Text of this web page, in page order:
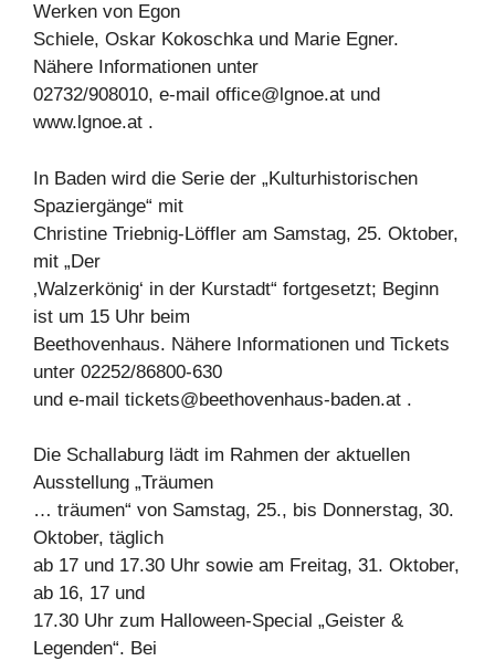
Werken von Egon
Schiele, Oskar Kokoschka und Marie Egner.
Nähere Informationen unter
02732/908010, e-mail office@lgnoe.at und
www.lgnoe.at .
In Baden wird die Serie der „Kulturhistorischen
Spaziergänge“ mit
Christine Triebnig-Löffler am Samstag, 25. Oktober,
mit „Der
‚Walzerkönig‘ in der Kurstadt“ fortgesetzt; Beginn
ist um 15 Uhr beim
Beethovenhaus. Nähere Informationen und Tickets
unter 02252/86800-630
und e-mail tickets@beethovenhaus-baden.at .
Die Schallaburg lädt im Rahmen der aktuellen
Ausstellung „Träumen
… träumen“ von Samstag, 25., bis Donnerstag, 30.
Oktober, täglich
ab 17 und 17.30 Uhr sowie am Freitag, 31. Oktober,
ab 16, 17 und
17.30 Uhr zum Halloween-Special „Geister &
Legenden“. Bei